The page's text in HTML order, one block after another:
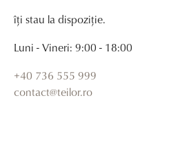
îți stau la dispoziție.
Luni - Vineri: 9:00 - 18:00
+40 736 555 999
contact@teilor.ro